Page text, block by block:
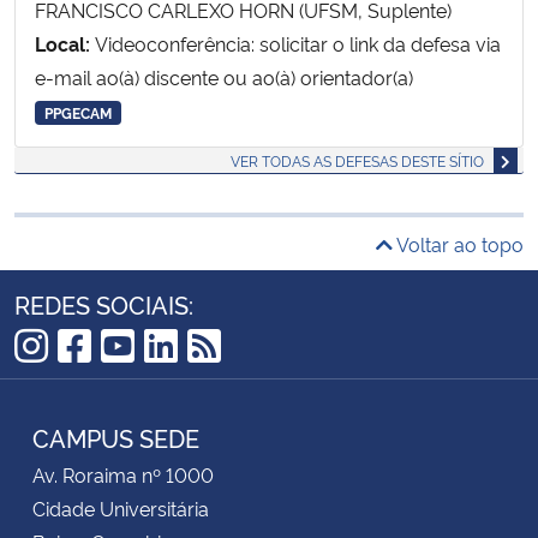
FRANCISCO CARLEXO HORN (UFSM, Suplente)
Local: Videoconferência: solicitar o link da defesa via
e-mail ao(à) discente ou ao(à) orientador(a)
PPGECAM
VER TODAS AS DEFESAS DESTE SÍTIO
Voltar ao topo
REDES SOCIAIS:
Instagram
Facebook
YouTube
LinkedIn
RSS
CAMPUS SEDE
Av. Roraima nº 1000
Cidade Universitária